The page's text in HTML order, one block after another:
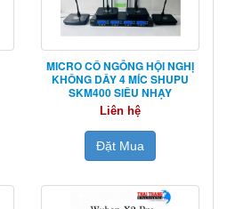
MICRO CỔ NGỖNG HỘI NGHỊ
KHÔNG DÂY 4 MÍC SHUPU
SKM400 SIÊU NHẠY
Liên hệ
Đặt Mua